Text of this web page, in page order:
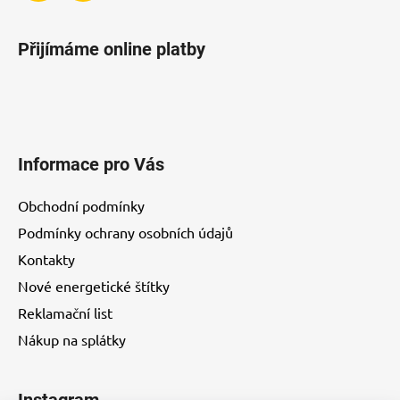
Přijímáme online platby
Informace pro Vás
Obchodní podmínky
Podmínky ochrany osobních údajů
Kontakty
Nové energetické štítky
Reklamační list
Nákup na splátky